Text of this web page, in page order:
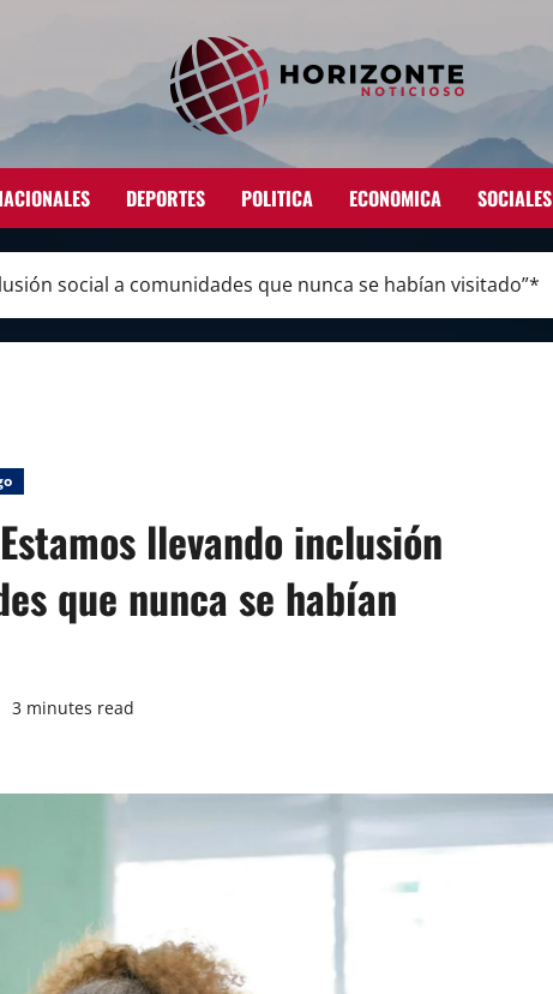
DEPORTES POLITICA ECONOMICA SOCIALES
social a comunidades que nunca se habían visitado”*
llevando inclusión
que nunca se habían
3 minutes read